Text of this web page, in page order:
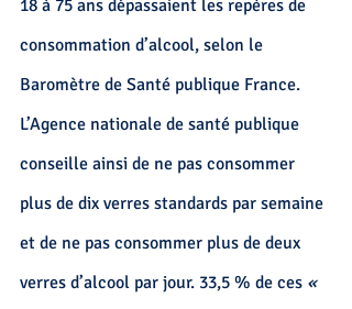
18 à 75 ans dépassaient les repères de
consommation d’alcool, selon le
Baromètre de Santé publique France.
L’Agence nationale de santé publique
conseille ainsi de ne pas consommer
plus de dix verres standards par semaine
et de ne pas consommer plus de deux
verres d’alcool par jour. 33,5 % de ces «